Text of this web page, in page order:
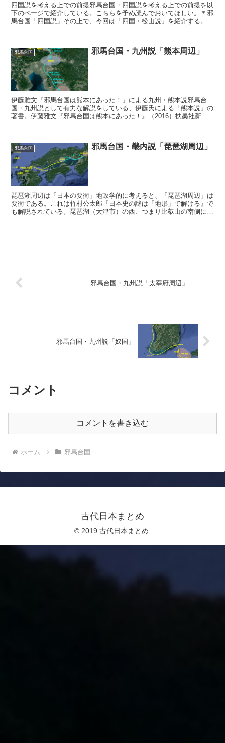
四国説を考える上での前提邪馬台国・四国説を考える上での前提を以
下のページで紹介している。こちらを予め読んでおいてほしい。＊邪
馬台国「四国説」その上で、今回は「四国・松山説」を紹介する。邪
邪馬台国 邪馬台国・九州説「熊本周辺」
伊藤雅文『邪馬台国は熊本にあった！』による九州・熊本説邪馬台
国・九州説として有力な解説をしている、伊藤氏による「熊本説」の
著書。伊藤雅文『邪馬台国は熊本にあった！』（2016）扶桑社新書
邪馬台国 邪馬台国・畿内説「琵琶湖周辺」
琵琶湖周辺は「日本の要衝」地政学的に考えると、「琵琶湖周辺」は
要衝である。これは竹村公太郎『日本史の謎は「地形」で解ける』で
も解説されている。琵琶湖（大津市）の西、つまり比叡山の南側に
邪馬台国
古代日本まとめ